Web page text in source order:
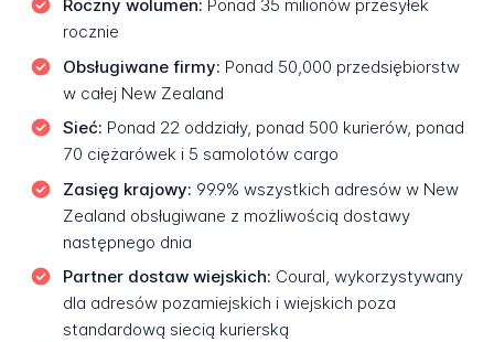
Roczny wolumen: Ponad 35 milionów przesyłek
rocznie
Obsługiwane firmy: Ponad 50,000 przedsiębiorstw
w całej New Zealand
Sieć: Ponad 22 oddziały, ponad 500 kurierów, ponad
70 ciężarówek i 5 samolotów cargo
Zasięg krajowy: 99.9% wszystkich adresów w New
Zealand obsługiwane z możliwością dostawy
następnego dnia
Partner dostaw wiejskich: Coural, wykorzystywany
dla adresów pozamiejskich i wiejskich poza
standardową siecią kurierską